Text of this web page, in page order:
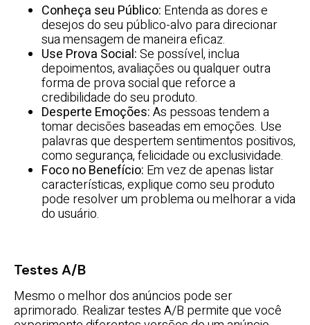
Conheça seu Público: Entenda as dores e
desejos do seu público-alvo para direcionar
sua mensagem de maneira eficaz.
Use Prova Social:Se possível, inclua
depoimentos, avaliações ou qualquer outra
forma de prova social que reforce a
credibilidade do seu produto.
Desperte Emoções:As pessoas tendem a
tomar decisões baseadas em emoções. Use
palavras que despertem sentimentos positivos,
como segurança, felicidade ou exclusividade.
Foco no Benefício: Em vez de apenas listar
características, explique como seu produto
pode resolver um problema ou melhorar a vida
do usuário.
Testes A/B
Mesmo o melhor dos anúncios pode ser
aprimorado. Realizar testes A/B permite que você